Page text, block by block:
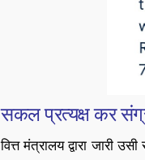
सकल प्रत्यक्ष कर
वित्त मंत्रालय द्वारा जारी